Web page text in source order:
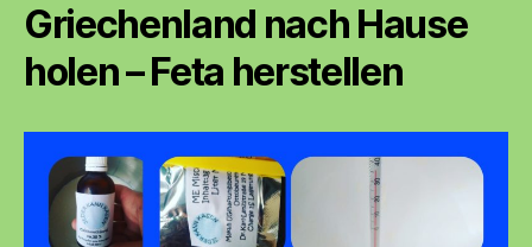
Griechenland nach Hause
holen – Feta herstellen